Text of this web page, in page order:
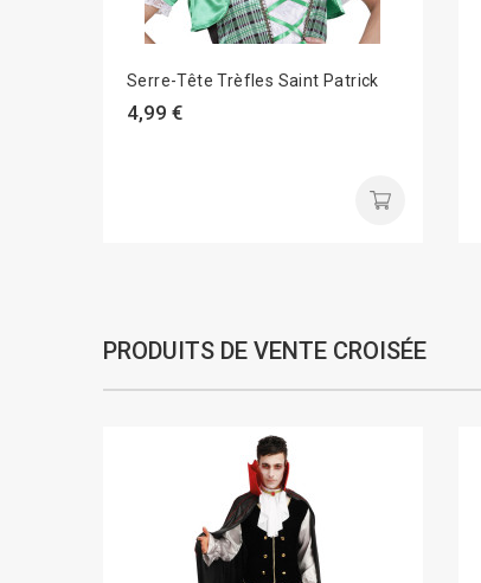
Serre-Tête Trèfles Saint Patrick
4,99 €
PRODUITS DE VENTE CROISÉE